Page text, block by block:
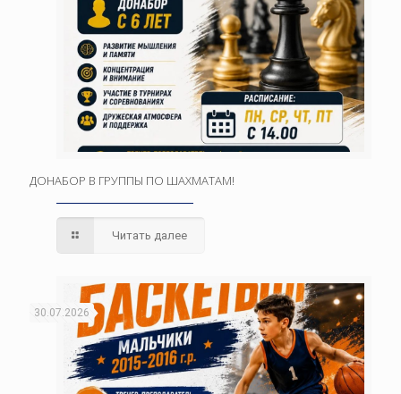
ДОНАБОР В ГРУППЫ ПО ШАХМАТАМ!
Читать далее
30.07.2026